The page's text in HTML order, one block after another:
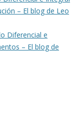
– El blog de Leo
Diferencial e
– El blog de